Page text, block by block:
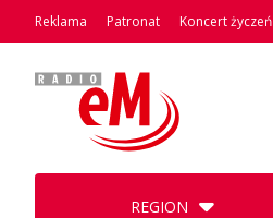
Reklama Patronat Koncert życzeń
REGION